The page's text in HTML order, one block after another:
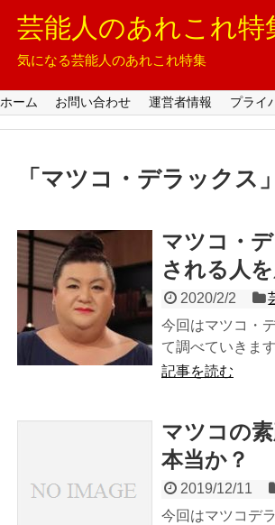
芸能人のあれこれ特
気になる芸能人のあれこれ特集
ホーム お問い合わせ 運営者情報 プライ
「 マツコ・デラックス 」
マツコ・
される人
2020/2/2
今回はマツコ・
て調べていきま
記事を読む
マツコの
本当か？
2019/12/11
今回はマツコデ